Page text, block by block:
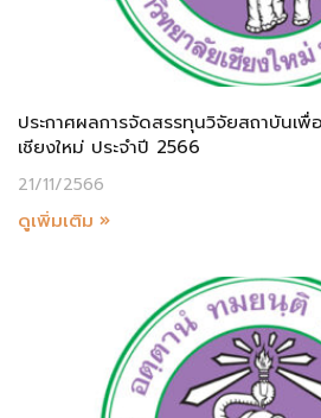
ประกาศผลการจัดสรรทุนวิจัยสถาบันเ
เชียงใหม่ ประจำปี 2566
21/11/2566
ดูเพิ่มเติม »